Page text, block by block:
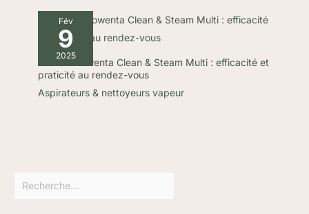
Fév
9
2025
Test du Rowenta Clean & Steam Multi : efficacité et
praticité au rendez-vous
Aspirateurs & nettoyeurs vapeur